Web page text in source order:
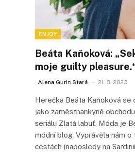
ENJOY
Beáta Kaňoková:
moje guilty
Alena Gurin Stará 21. 8. 2023
Herečka Beáta Kaňoková se
jako zaměstnankyně
seriálu Zlatá labuť. Móda je
módní blog. Vyprávěla nám o
cestách (naposledy na